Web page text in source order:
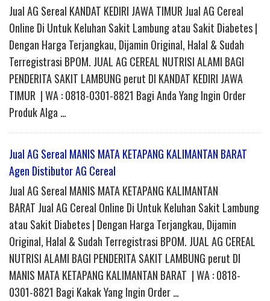
Jual AG Sereal KANDAT KEDIRI JAWA TIMUR Jual AG Cereal
Online Di Untuk Keluhan Sakit Lambung atau Sakit Diabetes |
Dengan Harga Terjangkau, Dijamin Original, Halal & Sudah
Terregistrasi BPOM. JUAL AG CEREAL NUTRISI ALAMI BAGI
PENDERITA SAKIT LAMBUNG perut DI KANDAT KEDIRI JAWA
TIMUR | WA : 0818-0301-8821 Bagi Anda Yang Ingin Order
Produk Alga …
Jual AG Sereal MANIS MATA KETAPANG KALIMANTAN BARAT
Agen Distibutor AG Cereal
Jual AG Sereal MANIS MATA KETAPANG KALIMANTAN
BARAT Jual AG Cereal Online Di Untuk Keluhan Sakit Lambung
atau Sakit Diabetes | Dengan Harga Terjangkau, Dijamin
Original, Halal & Sudah Terregistrasi BPOM. JUAL AG CEREAL
NUTRISI ALAMI BAGI PENDERITA SAKIT LAMBUNG perut DI
MANIS MATA KETAPANG KALIMANTAN BARAT | WA : 0818-
0301-8821 Bagi Kakak Yang Ingin Order …